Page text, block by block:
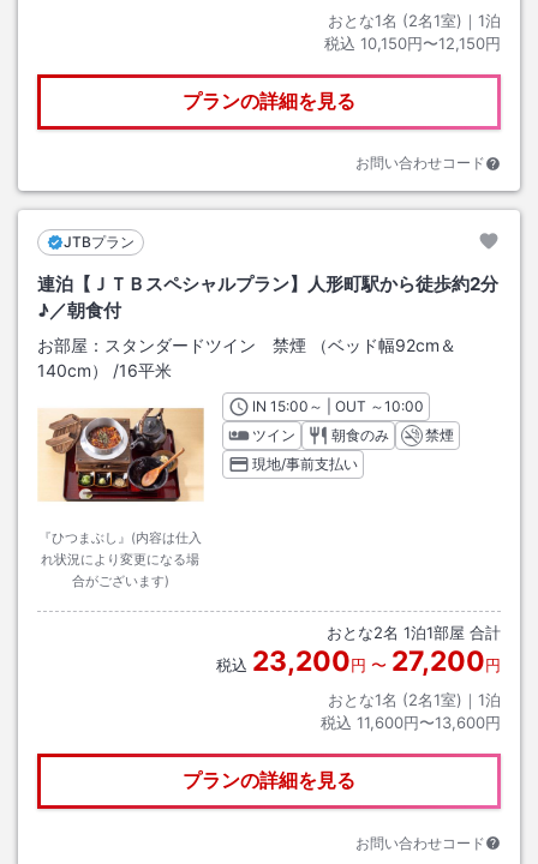
おとな1名 (2名1室)｜ 1泊
税込 10,150円〜12,150円
プランの詳細を見る
お問い合わせコード
JTBプラン
連泊【ＪＴＢスペシャルプラン】人形町駅から徒歩約2分
♪／朝食付
お部屋： スタンダードツイン 禁煙 （ベッド幅92cm＆
140cm）
/16平米
『ひつまぶし』(内容は仕入
れ状況により変更になる場
合がございます)
INチェックイン
15:00 ～ | OUT チェックアウト
～10:00
ツイン
朝食のみ
禁煙
現地/事前支払い
おとな2名 1泊1部屋 合計
税込 23,200円 〜 27,200円
おとな1名 (2名1室)｜ 1泊
税込 11,600円〜13,600円
プランの詳細を見る
お問い合わせコード